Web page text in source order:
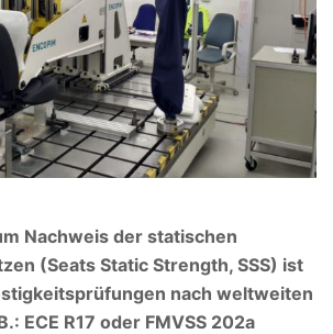
Nachweis der statischen
(Seats Static Strength, SSS) ist
nach weltweiten
ECE R17 oder FMVSS 202a